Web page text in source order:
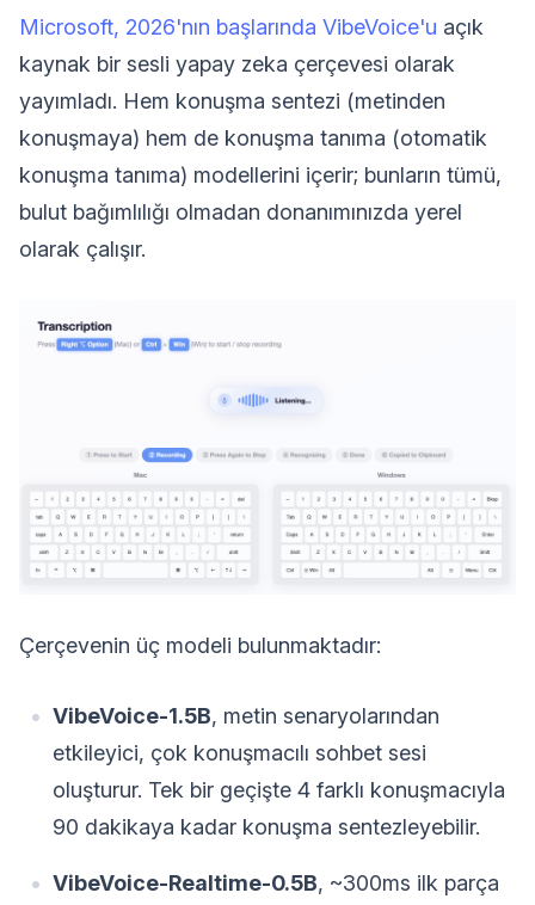
Microsoft, 2026'nın başlarında VibeVoice'u açık
kaynak bir sesli yapay zeka çerçevesi olarak
yayımladı. Hem konuşma sentezi (metinden
konuşmaya) hem de konuşma tanıma (otomatik
konuşma tanıma) modellerini içerir; bunların tümü,
bulut bağımlılığı olmadan donanımınızda yerel
olarak çalışır.
Çerçevenin üç modeli bulunmaktadır:
VibeVoice-1.5B, metin senaryolarından
etkileyici, çok konuşmacılı sohbet sesi
oluşturur. Tek bir geçişte 4 farklı konuşmacıyla
90 dakikaya kadar konuşma sentezleyebilir.
VibeVoice-Realtime-0.5B, ~300ms ilk parça